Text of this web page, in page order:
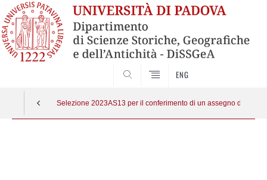
ENG
Selezione 2023AS13 per il conferimento di un assegno di Tipo